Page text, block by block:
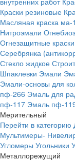
Краски резиновые
Масляная краска ма-
Нитроэмали
Огнезащитные краски
Серебрянка
Стекло жидкое
Шпаклевки Эмали
Эмали-основы для
пф-266 Эмаль для
пф-117 Эмаль пф-
Мерительный
Перейти в категорию
Мультимеры-
Угломеры Угольники
Металлорежущий